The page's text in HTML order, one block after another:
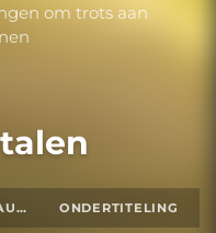
om trots aan
VOLLEDIGE AUDIO ONDERTITELING